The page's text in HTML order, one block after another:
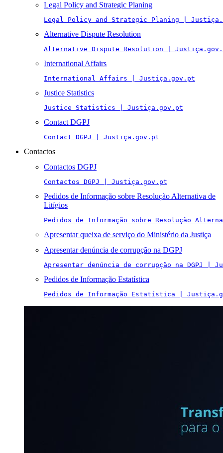
Legal Policy and Strategic Planing
Legal Policy and Strategic Planing |
Alternative Dispute Resolution
Alternative Dispute Resolution |
International Affairs
International Affairs | Justiça.gov.pt
Justice Statistics
Justice Statistics | Justiça.gov.pt
Contact DGPJ
Contact DGPJ | Justiça.gov.pt
Contactos
Contactos DGPJ
Contactos DGPJ | Justiça.gov.pt
Pedidos de Informação sobre Resolução Alternativa de
Litígios
Pedidos de Informação sobre Resolução
Apresentar queixa de serviço do Ministério da Justiça
Apresentar denúncia de corrupção na DGPJ
Apresentar denúncia de corrupção na DGPJ |
Pedidos de Informação Estatística
Pedidos de Informação Estatística |